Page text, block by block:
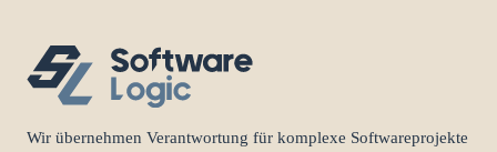
Wir übernehmen Verantwortung für komplexe Softwareprojekte